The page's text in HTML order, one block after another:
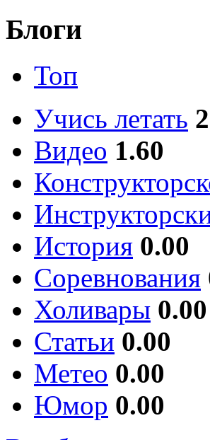
Блоги
Топ
Учись летать
Видео 1.60
История 0.00
Соревнования
Холивары 0.00
Статьи 0.00
Метео 0.00
Юмор 0.00